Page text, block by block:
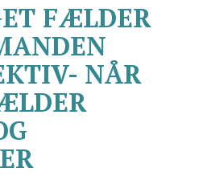
FÆLDER
NÅR